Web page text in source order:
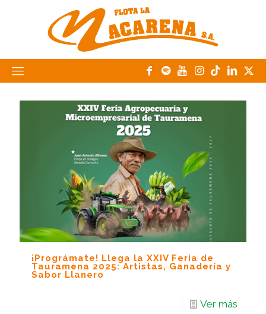
¡Prográmate! Llega la XXIV Feria de
Tauramena 2025: Artistas, Ganadería y
Sabor Llanero
Ver más